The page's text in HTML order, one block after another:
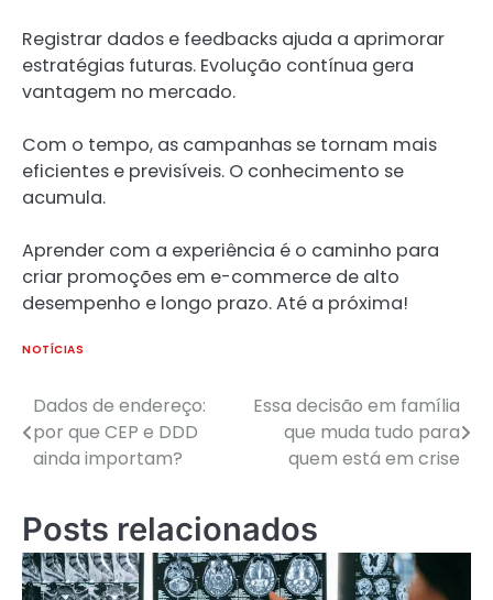
Registrar dados e feedbacks ajuda a aprimorar
estratégias futuras. Evolução contínua gera
vantagem no mercado.
Com o tempo, as campanhas se tornam mais
eficientes e previsíveis. O conhecimento se
acumula.
Aprender com a experiência é o caminho para
criar promoções em e-commerce de alto
desempenho e longo prazo. Até a próxima!
NOTÍCIAS
Navegação
de
Dados de endereço:
por que CEP e DDD
ainda importam?
Essa decisão em família
que muda tudo para
quem está em crise
Posts relacionados